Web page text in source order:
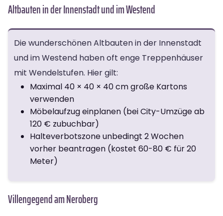
Altbauten in der Innenstadt und im Westend
Die wunderschönen Altbauten in der Innenstadt
und im Westend haben oft enge Treppenhäuser
mit Wendelstufen. Hier gilt:
Maximal 40 × 40 × 40 cm große Kartons
verwenden
Möbelaufzug einplanen (bei City-Umzüge ab
120 € zubuchbar)
Halteverbotszone unbedingt 2 Wochen
vorher beantragen (kostet 60-80 € für 20
Meter)
Villengegend am Neroberg